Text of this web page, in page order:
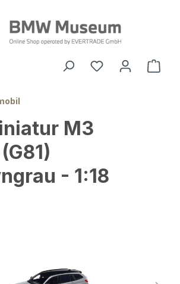
M3
- 1:18